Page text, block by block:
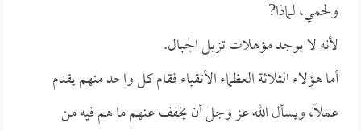
ولحمي، لماذا?
لأنه لا يوجد مؤهلات تزيل الجبال.
أما هؤلاء الثلاثة العظماء الأتقياء فقام كل واحد منهم يقدم
عملاً، ويسأل الله عز وجل أن يخفف عنهم ما هم فيه من